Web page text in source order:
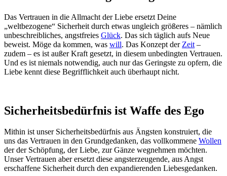
Das Vertrauen in die Allmacht der Liebe ersetzt Deine
„weltbezogene“ Sicherheit durch etwas ungleich größeres – nämlich
unbeschreibliches, angstfreies Glück. Das sich täglich aufs Neue
beweist. Möge da kommen, was will. Das Konzept der Zeit –
zudem – es ist außer Kraft gesetzt, in diesem unbedingten Vertrauen.
Und es ist niemals notwendig, auch nur das Geringste zu opfern, die
Liebe kennt diese Begrifflichkeit auch überhaupt nicht.
Sicherheitsbedürfnis ist Waffe des Ego
Mithin ist unser Sicherheitsbedürfnis aus Ängsten konstruiert, die
uns das Vertrauen in den Grundgedanken, das vollkommene Wollen
der der Schöpfung, der Liebe, zur Gänze wegnehmen möchten.
Unser Vertrauen aber ersetzt diese angsterzeugende, aus Angst
erschaffene Sicherheit durch den expandierenden Liebesgedanken.